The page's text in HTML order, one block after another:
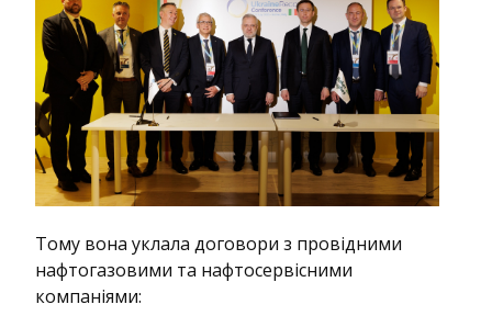
Тому вона уклала договори з провідними
нафтогазовими та нафтосервісними
компаніями: